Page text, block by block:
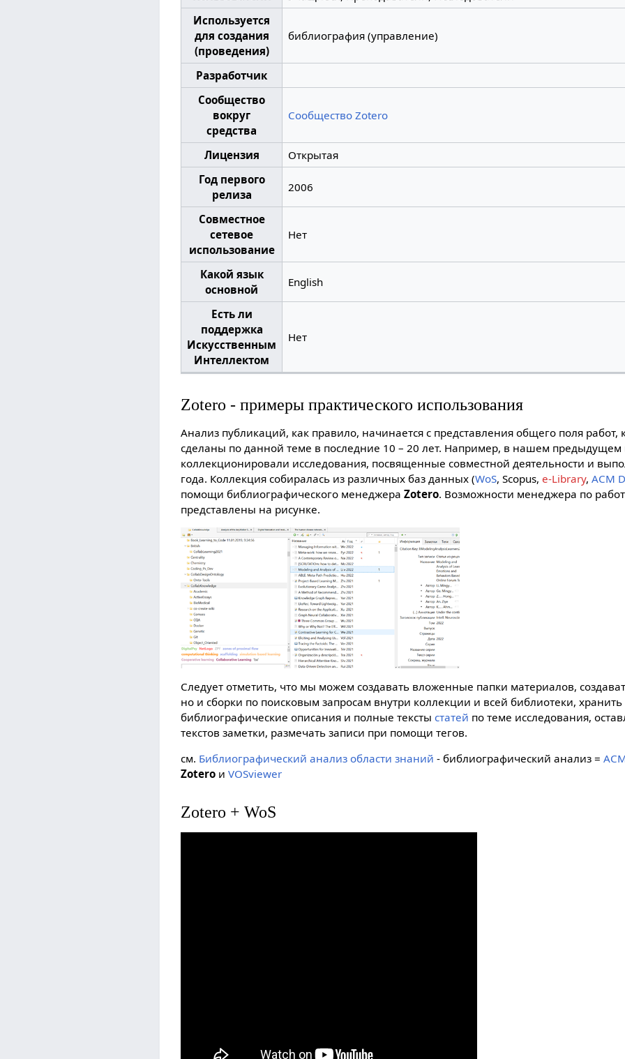
Используется
для создания
(проведения)
библиография (управление)
Разработчик
Сообщество
вокруг
средства
Сообщество Zotero
Лицензия
Открытая
Год первого
релиза
2006
Совместное
сетевое
использование
Нет
Какой язык
основной
English
Есть ли
поддержка
Искусственным
Интеллектом
Нет
Zotero - примеры практического использования
Анализ публикаций, как правило, начинается с представления общего поля работ,
сделаны по данной теме в последние 10 – 20 лет. Например, в нашем
коллекционировали исследования, посвященные совместной деятельности и
года. Коллекция собиралась из различных баз данных (WoS, Scopus,e-Library,ACM
помощи библиографического менеджераZotero. Возможности менеджера по
представлены на рисунке.
Следует отметить, что мы можем создавать вложенные папки материалов,
но и сборки по поисковым запросам внутри коллекции и всей библиотеки,
библиографические описания и полные текстыстатей по теме исследования,
текстов заметки, размечать записи при помощи тегов.
см. Библиографический анализ области знаний - библиографический анализ =
Zotero иVOSviewer
Zotero + WoS